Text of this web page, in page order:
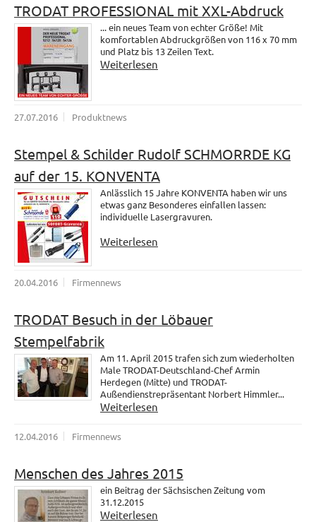
TRODAT PROFESSIONAL mit XXL-Abdruck
... ein neues Team von echter Größe! Mit
komfortablen Abdruckgrößen von 116 x 70 mm
und Platz bis 13 Zeilen Text.
Weiterlesen
27.07.2016 Produktnews
Stempel & Schilder Rudolf SCHMORRDE KG
auf der 15. KONVENTA
Anlässlich 15 Jahre KONVENTA haben wir uns
etwas ganz Besonderes einfallen lassen:
individuelle Lasergravuren.
Weiterlesen
20.04.2016 Firmennews
TRODAT Besuch in der Löbauer
Stempelfabrik
Am 11. April 2015 trafen sich zum wiederholten
Male TRODAT-Deutschland-Chef Armin
Herdegen (Mitte) und TRODAT-
Außendienstrepräsentant Norbert Himmler...
Weiterlesen
12.04.2016 Firmennews
Menschen des Jahres 2015
ein Beitrag der Sächsischen Zeitung vom
31.12.2015
Weiterlesen